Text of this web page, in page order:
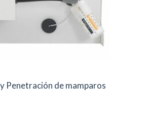
Penetración de mamparos